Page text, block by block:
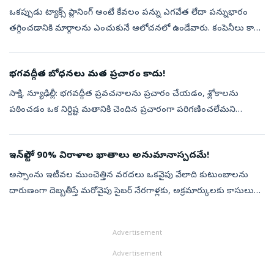
ఒకప్పుడు ట్యాక్స్‌ ప్లానింగ్‌ అంటే కేవలం పన్ను ఎగవేత లేదా పన్నుభారం
తగ్గించడానికి మార్గాలను ఎంచుకునే ఆలోచనలో ఉండేవారు. కంపెనీలు కానీ,
భగవద్గీత బోధనలు మత ప్రచారం కాదు!
సాక్షి, న్యూఢిల్లీ: భగవద్గీత ప్రవచనాలను ప్రచారం చేయడం, శ్లోకాలను
పఠించడం ఒక నిర్దిష్ట మతానికి చెందిన ప్రచారంగా పరిగణించలేమని
ఇన్‌స్టాలో 90% విరాళాల ఖాతాలు అనుమానాస్పదమే!
అ‍స్సాంను ఇటీవల ముంచెత్తిన వరదలు ఒకవైపు వేలాది కుటుంబాలను
దారుణంగా దెబ్బతీస్తే మరోవైపు సైబర్ నేరగాళ్లకు, అక్రమార్కులకు కాసులు
Advertisement
Advertisement